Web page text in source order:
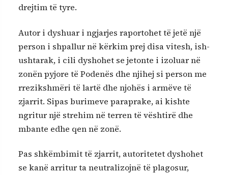
drejtim të tyre.
Autor i dyshuar i ngjarjes raportohet të jetë një
person i shpallur në kërkim prej disa vitesh, ish-
ushtarak, i cili dyshohet se jetonte i izoluar në
zonën pyjore të Podenës dhe njihej si person me
rrezikshmëri të lartë dhe njohës i armëve të
zjarrit. Sipas burimeve paraprake, ai kishte
ngritur një strehim në terren të vështirë dhe
mbante edhe qen në zonë.
Pas shkëmbimit të zjarrit, autoritetet dyshohet
se kanë arritur ta neutralizojnë të plagosur,